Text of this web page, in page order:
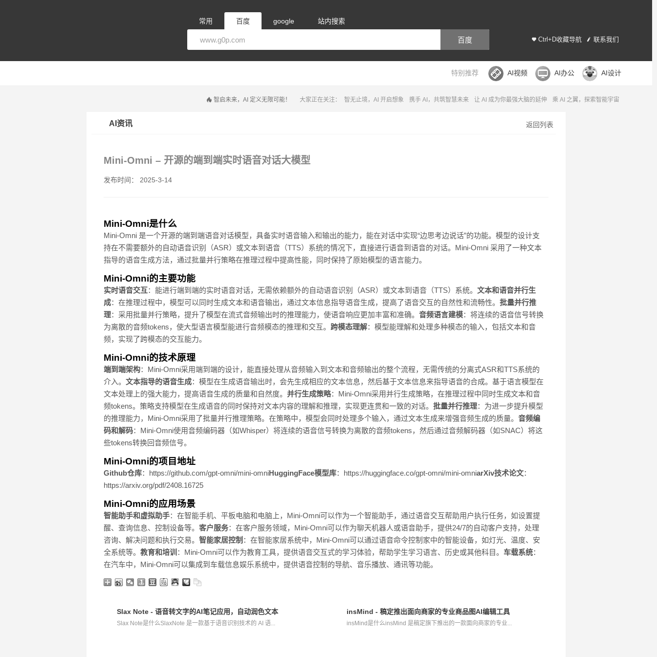
常用 百度 google 站内搜索
Ctrl+D收藏导航 联系我们
百度
特别推荐 AI视频 AI办公 AI设计
大家正在关注： 智无止境，AI 开启想象 携手 AI，共筑智慧未来 让 AI 成为你最强大脑的延伸 乘 AI 之翼，探索智能宇宙
智启未来，AI 定义无限可能！
返回列表
AI资讯
Mini-Omni – 开源的端到端实时语音对话大模型
发布时间： 2025-3-14
Mini-Omni是什么
Mini-Omni 是一个开源的端到端语音对话模型，具备实时语音输入和输出的能力，能在对话中实现“边思考边说话”的功能。模型的设计支
持在不需要额外的自动语音识别（ASR）或文本到语音（TTS）系统的情况下，直接进行语音到语音的对话。Mini-Omni 采用了一种文本
指导的语音生成方法，通过批量并行策略在推理过程中提高性能，同时保持了原始模型的语言能力。
Mini-Omni的主要功能
实时语音交互：能进行端到端的实时语音对话，无需依赖额外的自动语音识别（ASR）或文本到语音（TTS）系统。 文本和语音并行生
成：在推理过程中，模型可以同时生成文本和语音输出，通过文本信息指导语音生成，提高了语音交互的自然性和流畅性。 批量并行推
理：采用批量并行策略，提升了模型在流式音频输出时的推理能力，使语音响应更加丰富和准确。 音频语言建模：将连续的语音信号转换
为离散的音频tokens，使大型语言模型能进行音频模态的推理和交互。 跨模态理解：模型能理解和处理多种模态的输入，包括文本和音
频，实现了跨模态的交互能力。
Mini-Omni的技术原理
端到端架构：Mini-Omni采用端到端的设计，能直接处理从音频输入到文本和音频输出的整个流程，无需传统的分离式ASR和TTS系统的
介入。 文本指导的语音生成：模型在生成语音输出时，会先生成相应的文本信息，然后基于文本信息来指导语音的合成。基于语言模型在
文本处理上的强大能力，提高语音生成的质量和自然度。 并行生成策略：Mini-Omni采用并行生成策略，在推理过程中同时生成文本和音
频tokens。策略支持模型在生成语音的同时保持对文本内容的理解和推理，实现更连贯和一致的对话。 批量并行推理：为进一步提升模型
的推理能力，Mini-Omni采用了批量并行推理策略。在策略中，模型会同时处理多个输入，通过文本生成来增强音频生成的质量。 音频编
码和解码：Mini-Omni使用音频编码器（如Whisper）将连续的语音信号转换为离散的音频tokens，然后通过音频解码器（如SNAC）将这
些tokens转换回音频信号。
Mini-Omni的项目地址
Github仓库：https://github.com/gpt-omni/mini-omniHuggingFace模型库：https://huggingface.co/gpt-omni/mini-omniarXiv技术论文：
https://arxiv.org/pdf/2408.16725
Mini-Omni的应用场景
智能助手和虚拟助手：在智能手机、平板电脑和电脑上，Mini-Omni可以作为一个智能助手，通过语音交互帮助用户执行任务，如设置提
醒、查询信息、控制设备等。 客户服务：在客户服务领域，Mini-Omni可以作为聊天机器人或语音助手，提供24/7的自动客户支持，处理
咨询、解决问题和执行交易。 智能家居控制 ：在智能家居系统中，Mini-Omni可以通过语音命令控制家中的智能设备，如灯光、温度、安
全系统等。 教育和培训 ：Mini-Omni可以作为教育工具，提供语音交互式的学习体验，帮助学生学习语言、历史或其他科目。 车载系统：
在汽车中，Mini-Omni可以集成到车载信息娱乐系统中，提供语音控制的导航、音乐播放、通讯等功能。
Slax Note - 语音转文字的AI笔记应用，自动润色文本
Slax Note是什么SlaxNote 是一款基于语音识别技术的 AI 语...
insMind - 稿定推出面向商家的专业商品图AI编辑工具
insMind是什么insMind 是稿定旗下推出的一款面向商家的专业...